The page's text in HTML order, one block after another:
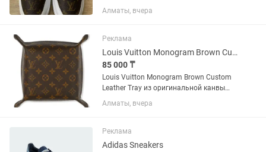
Gum / DJ2739-100 Подробнее о товаре
Размер: EUR 42 / US 8.5 / cm 26.5
VUITTON Кроксы заказаны с...
Алматы, вчера
Реклама
Louis Vuitton Monogram Brown Custom Leather Tray
85 000 ₸
Louis Vuitton Monogram Brown Custom
Leather Tray из оригинальной канвы
Louis Vuitton с монограммой станет
идеальным аксессуаром для дома, где
ювелирные изделия и многое...
Алматы, вчера
Реклама
Adidas Sneakers